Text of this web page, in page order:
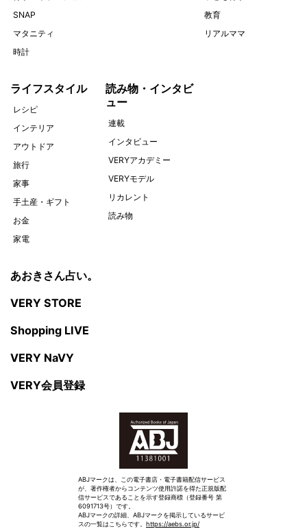
SNAP
マタニティ
時計
教育
リアルママ
ライフスタイル
レシピ
インテリア
アウトドア
旅行
家事
手土産・ギフト
お金
家電
読み物・インタビ
ュー
連載
インタビュー
VERYアカデミー
VERYモデル
リカレント
読み物
あおきさん占い。
VERY STORE
Shopping LIVE
VERY NaVY
VERY会員登録
ABJマークは、この電子書店・電子書籍配信サービス
が、著作権者からコンテンツ使用許諾を得た正規版配
信サービスであることを示す登録商標（登録番号 第
6091713号）です。
ABJマークの詳細、ABJマークを掲示しているサービ
スの一覧はこちらです。 https://aebs.or.jp/